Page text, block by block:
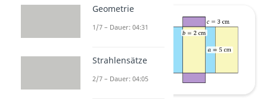
Geometrie
1/7 – Dauer: 04:31
Strahlensätze
2/7 – Dauer: 04:05